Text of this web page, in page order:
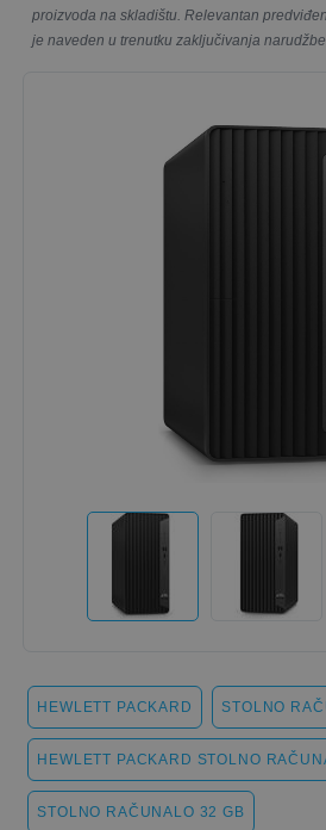
HEWLETT PACKARD STOLNO
HEWLETT PACKARD STOLNO
STOLNO RAČUNALO 32 GB
proizvoda na skladištu. Relevantan
je naveden u trenutku zaključivanja